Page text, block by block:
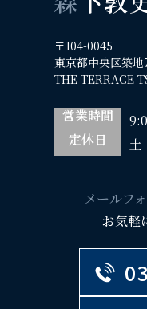
〒104-0045
東京都中央区築地
THE TERRACE
営業時間
定休日
土
メールフ
お気軽